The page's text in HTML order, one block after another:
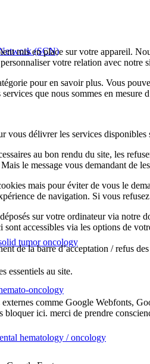
(SCN)
tumor oncology
oncology
hematology / oncology
mis en place sur votre appareil.
votre relation avec notre
pour en savoir plus. Vous
que nous sommes en mesure
vous délivrer les services
au bon rendu du site, les
le message vous demandant de
mais pour éviter de vous le
de navigation. Si vous
sur votre ordinateur via notre
accessibles via les options de
de la barre d’acceptation / refus
essentiels au site.
comme Google Webfonts,
bloquer ici. merci de prendre